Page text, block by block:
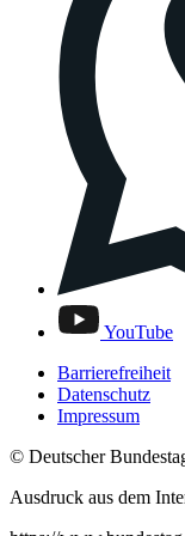
YouTube
Barrierefreiheit
Datenschutz
Impressum
© Deutscher
Ausdruck aus dem